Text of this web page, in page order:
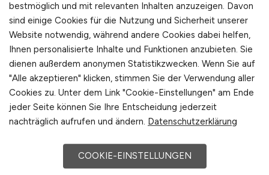
Profil entsprechen. Eine strukturierte
Suchmöglichkeit unterstützt dabei, relevante
Prüfstellen gezielt zu identifizieren und
übersichtlich darzustellen.
MASCHINENBAU.JOBS fungiert hierbei als
spezialisiertes Jobportal, auf dem
entsprechende Stellenanzeigen veröffentlicht
werden und über Suchfunktionen auffindbar
Durch eine gezielte Suche lassen sich
bestmöglich und mit relevanten Inhalten anzuzeigen. Davon
sind einige Cookies für die Nutzung und Sicherheit unserer
Website notwendig, während andere Cookies dabei helfen,
Ihnen personalisierte Inhalte und Funktionen anzubieten. Sie
dienen außerdem anonymen Statistikzwecken. Wenn Sie auf
"Alle akzeptieren" klicken, stimmen Sie der Verwendung aller
Cookies zu. Unter dem Link "Cookie-Einstellungen" am Ende
jeder Seite können Sie Ihre Entscheidung jederzeit
nachträglich aufrufen und ändern. Datenschutzerklärung
COOKIE-EINSTELLUNGEN